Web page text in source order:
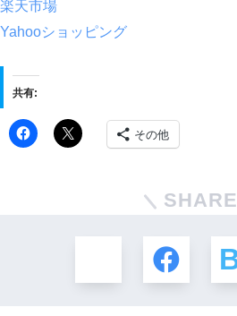
楽天市場
Yahooショッピング
共有:
その他
SHARE